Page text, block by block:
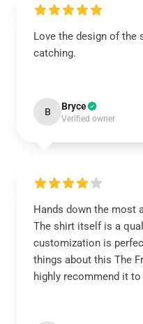
Love the design of the
catching.
B Bryce
Verified owner
Hands down the most
The shirt itself is a
customization is
things about this The
highly recommend it to